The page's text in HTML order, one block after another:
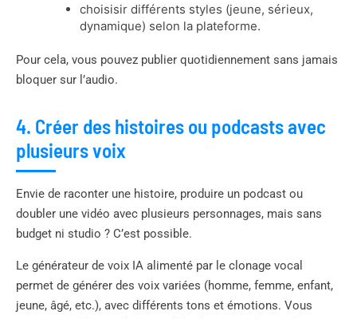
choisisir différents styles (jeune, sérieux,
dynamique) selon la plateforme.
Pour cela, vous pouvez publier quotidiennement sans jamais
bloquer sur l’audio.
4. Créer des histoires ou podcasts avec
plusieurs voix
Envie de raconter une histoire, produire un podcast ou
doubler une vidéo avec plusieurs personnages, mais sans
budget ni studio ? C’est possible.
Le générateur de voix IA alimenté par le clonage vocal
permet de générer des voix variées (homme, femme, enfant,
jeune, âgé, etc.), avec différents tons et émotions. Vous